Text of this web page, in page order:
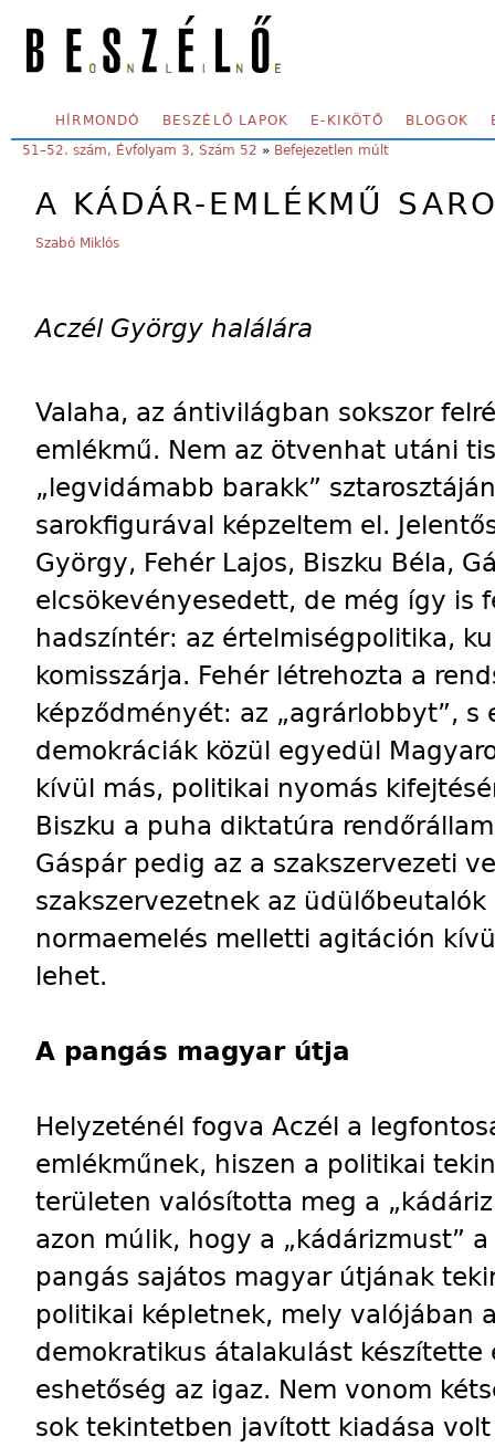
SECONDARY MENU
HÍRMONDÓ BESZÉLŐ LAPOK E-KIKÖTŐ BLOGOK
YOU ARE HERE:
51–52. szám, Évfolyam 3, Szám 52 » Befejezetlen múlt
A KÁDÁR-EMLÉKMŰ
Szabó Miklós
Aczél György halálára
Valaha, az ántivilágban sokszor
emlékmű. Nem az ötvenhat utáni
„legvidámabb barakk”
sarokfigurával képzeltem el.
György, Fehér Lajos, Biszku Béla,
elcsökevényesedett, de még így is
hadszíntér: az értelmiségpolitika,
komisszárja. Fehér létrehozta a
képződményét: az „agrárlobbyt”, s
demokráciák közül egyedül
kívül más, politikai nyomás
Biszku a puha diktatúra
Gáspár pedig az a szakszervezeti
szakszervezetnek az üdülőbeutalók
normaemelés melletti agitáción
lehet.
A pangás magyar útja
Helyzeténél fogva Aczél a
emlékműnek, hiszen a politikai
területen valósította meg a
azon múlik, hogy a „kádárizmust”
pangás sajátos magyar útjának
politikai képletnek, mely valójában
demokratikus átalakulást
eshetőség az igaz. Nem vonom
sok tekintetben javított kiadása